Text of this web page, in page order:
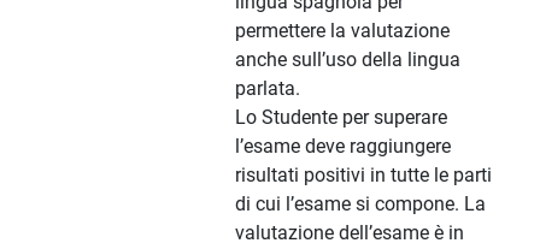
permettere la valutazione
anche sull’uso della lingua
parlata.
Lo Studente per superare
l’esame deve raggiungere
risultati positivi in tutte le parti
di cui l’esame si compone. La
valutazione dell’esame è in